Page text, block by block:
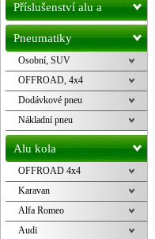
Příslušenství alu a
pneu
Pneumatiky
Osobní, SUV
OFFROAD, 4x4
Dodávkové pneu
Nákladní pneu
Alu kola
OFFROAD 4x4
Karavan
Alfa Romeo
Audi